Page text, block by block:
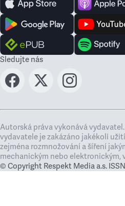
Sledujte nás
Autorská práva vykonává
vydavatele je zakázáno jakékoli
zejména rozmnožování a šíření
mechanickým nebo elektronickým,
© Copyright Respekt Media a.s. ISSN